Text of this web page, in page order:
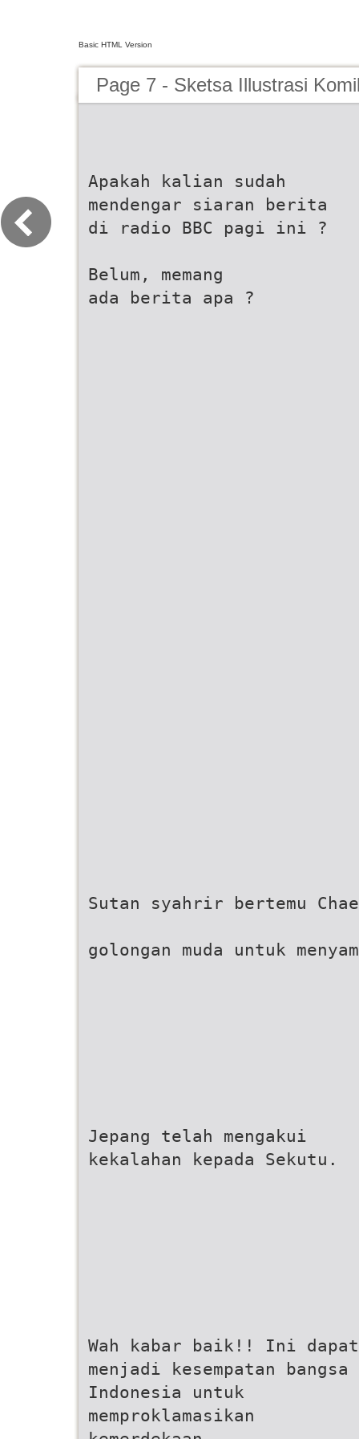
Basic HTML Version
Page 7 - Sketsa Illustrasi
Apakah kalian sudah
mendengar siaran berita
di radio BBC pagi ini ?
Belum, memang
ada berita apa ?
Sutan syahrir bertemu
golongan muda untuk
Jepang telah mengakui
kekalahan kepada Sekutu.
Wah kabar baik!! Ini dapat
menjadi kesempatan bangsa
Indonesia untuk
memproklamasikan